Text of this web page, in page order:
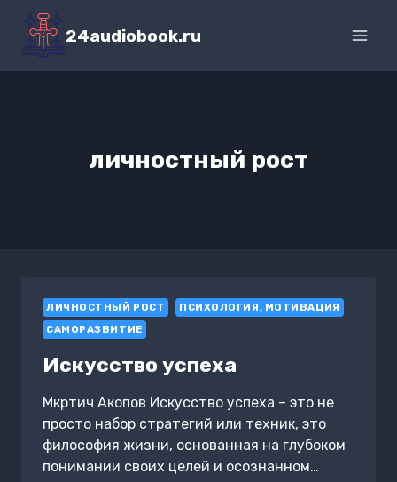
Перейти
содержимому
24audiobook.ru
личностный рост
ЛИЧНОСТНЫЙ РОСТ
ПСИХОЛОГИЯ, МОТИВАЦИЯ
САМОРАЗВИТИЕ
Искусство успеха
Мкртич Акопов Искусство успеха – это не
просто набор стратегий или техник, это
философия жизни, основанная на глубоком
понимании своих целей и осознанном…